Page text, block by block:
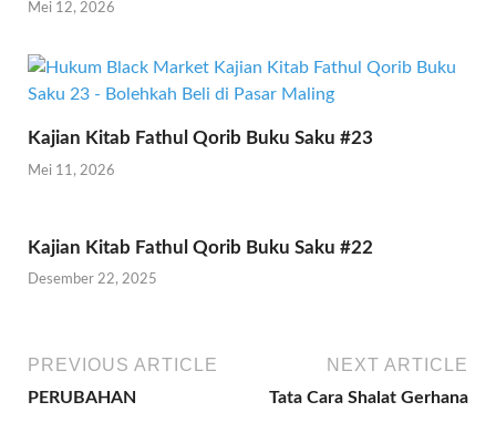
Mei 12, 2026
Kajian Kitab Fathul Qorib Buku Saku #23
Mei 11, 2026
Kajian Kitab Fathul Qorib Buku Saku #22
Desember 22, 2025
PREVIOUS ARTICLE
PERUBAHAN
NEXT ARTICLE
Tata Cara Shalat Gerhana